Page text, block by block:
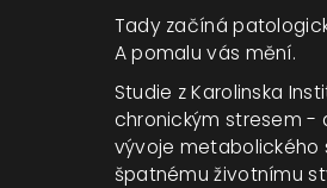
Tady začíná
A pomalu vás mění.
Studie z Karolinska
chronickým stresem -
vývoje metabolického
špatnému životnímu